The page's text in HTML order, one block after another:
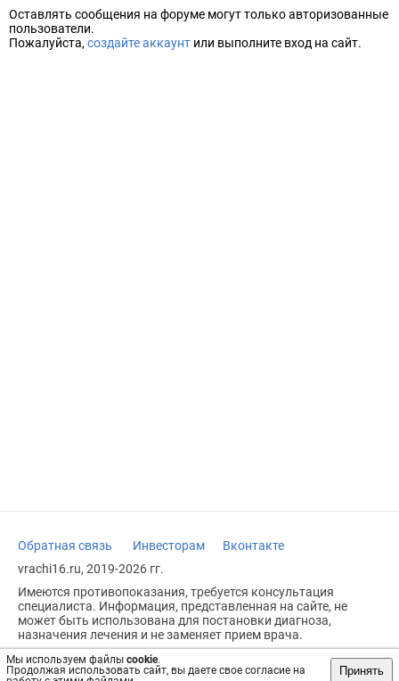
Мы используем файлы cookie.
Продолжая использовать сайт, вы даете свое согласие на
Принять
Оставлять сообщения на форуме могут только авторизованные
пользователи.
Пожалуйста, создайте аккаунт или выполните вход на сайт.
Обратная связь Инвесторам
Вконтакте
vrachi16.ru, 2019-2026 гг.
Имеются противопоказания, требуется консультация
специалиста. Информация, представленная на сайте, не
может быть использована для постановки диагноза,
назначения лечения и не заменяет прием врача.
Возрастное ограничение: 18+